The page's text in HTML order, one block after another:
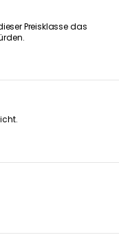
Preisklasse das